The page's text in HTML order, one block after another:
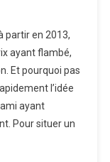
partir en 2013,
ayant flambé,
Et pourquoi pas
l’idée
ayant
Pour situer un